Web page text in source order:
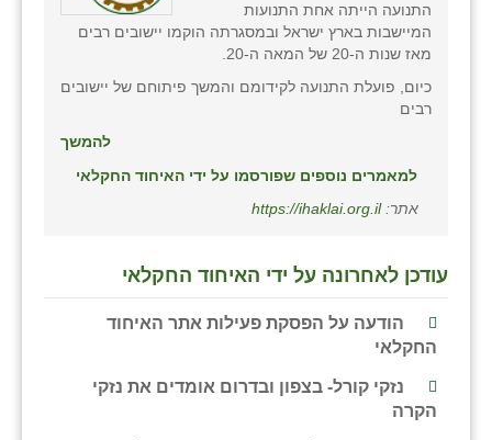
התנועה הייתה אחת התנועות
המיישבות בארץ ישראל ובמסגרתה הוקמו יישובים רבים
מאז שנות ה-20 של המאה ה-20.
כיום, פועלת התנועה לקידומם והמשך פיתוחם של יישובים
רבים
להמשך
למאמרים נוספים שפורסמו על ידי האיחוד החקלאי
אתר:https://ihaklai.org.il
עודכן לאחרונה על ידי האיחוד החקלאי
הודעה על הפסקת פעילות אתר האיחוד
החקלאי
נזקי קורל- בצפון ובדרום אומדים את נזקי
הקרה